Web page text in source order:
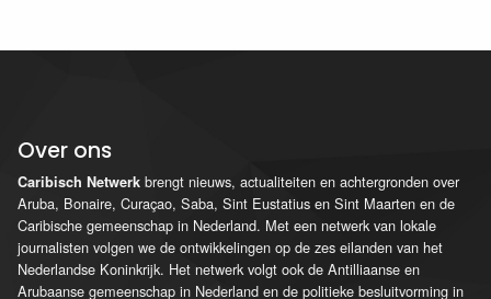
Over ons
Caribisch Netwerk brengt nieuws, actualiteiten en achtergronden over
Aruba, Bonaire, Curaçao, Saba, Sint Eustatius en Sint Maarten en de
Caribische gemeenschap in Nederland. Met een netwerk van lokale
journalisten volgen we de ontwikkelingen op de zes eilanden van het
Nederlandse Koninkrijk. Het netwerk volgt ook de Antilliaanse en
Arubaanse gemeenschap in Nederland en de politieke besluitvorming in